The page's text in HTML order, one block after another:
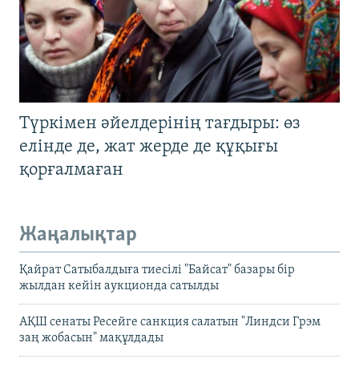
Түркімен әйелдерінің тағдыры: өз
елінде де, жат жерде де құқығы
қорғалмаған
Жаңалықтар
Қайрат Сатыбалдыға тиесілі "Байсат" базары бір
жылдан кейін аукционда сатылды
АҚШ сенаты Ресейге санкция салатын "Линдси Грэм
заң жобасын" мақұлдады